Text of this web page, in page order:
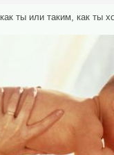
ты или таким, как ты